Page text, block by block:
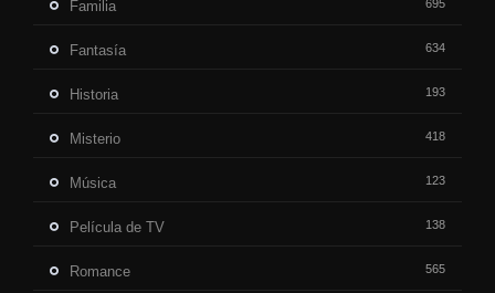
Familia 695
Fantasía 634
Historia 193
Misterio 418
Música 123
Película de TV 138
Romance 565